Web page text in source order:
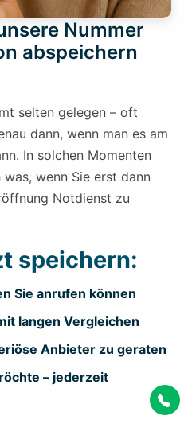
Nummer
abspeichern
selten gelegen – oft
dann, wenn man es am
In solchen Momenten
wenn Sie erst dann
Notdienst zu
speichern:
Sie anrufen können
langen Vergleichen
Anbieter zu geraten
– jederzeit